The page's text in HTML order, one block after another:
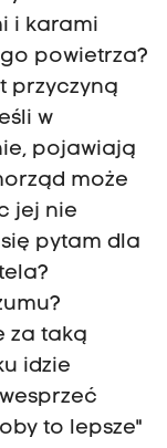
i karami
powietrza?
przyczyną
w
pojawiają
może
jej nie
pytam dla
za taką
idzie
to lepsze"